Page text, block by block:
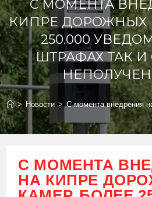
С МОМЕНТА
КИПРЕ ДОРОЖНЫХ
250.000
ШТРАФАХ ТАК И
> Новости > С момента внедрения
С МОМЕНТА
НА КИПРЕ